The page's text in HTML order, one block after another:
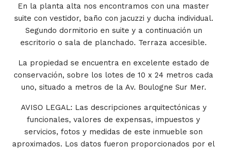
En la planta alta nos encontramos con una master
suite con vestidor, baño con jacuzzi y ducha individual.
Segundo dormitorio en suite y a continuación un
escritorio o sala de planchado. Terraza accesible.
La propiedad se encuentra en excelente estado de
conservación, sobre los lotes de 10 x 24 metros cada
uno, situado a metros de la Av. Boulogne Sur Mer.
AVISO LEGAL: Las descripciones arquitectónicas y
funcionales, valores de expensas, impuestos y
servicios, fotos y medidas de este inmueble son
aproximados. Los datos fueron proporcionados por el